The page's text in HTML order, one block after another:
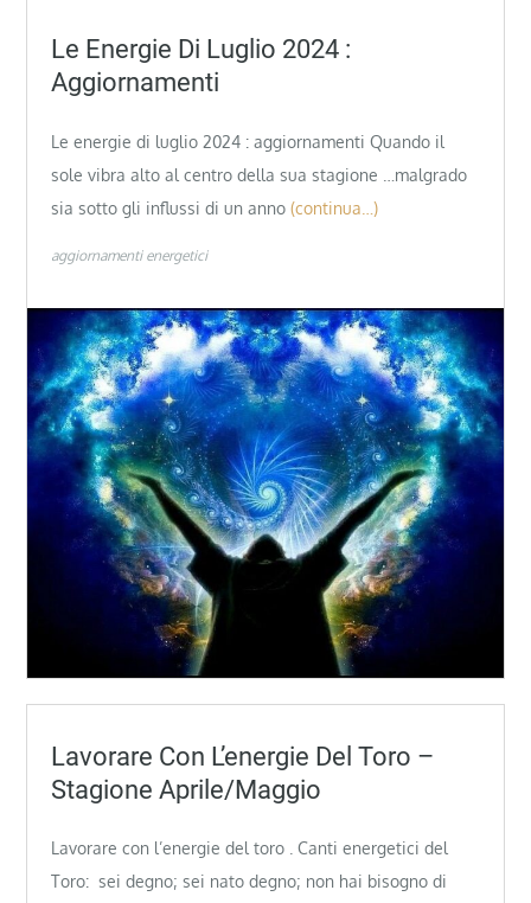
Le Energie Di Luglio 2024 :
Aggiornamenti
Le energie di luglio 2024 : aggiornamenti Quando il
sole vibra alto al centro della sua stagione …malgrado
sia sotto gli influssi di un anno (continua…)
aggiornamenti energetici
Lavorare Con L’energie Del Toro –
Stagione Aprile/maggio
Lavorare con l’energie del toro . Canti energetici del
Toro: sei degno; sei nato degno; non hai bisogno di